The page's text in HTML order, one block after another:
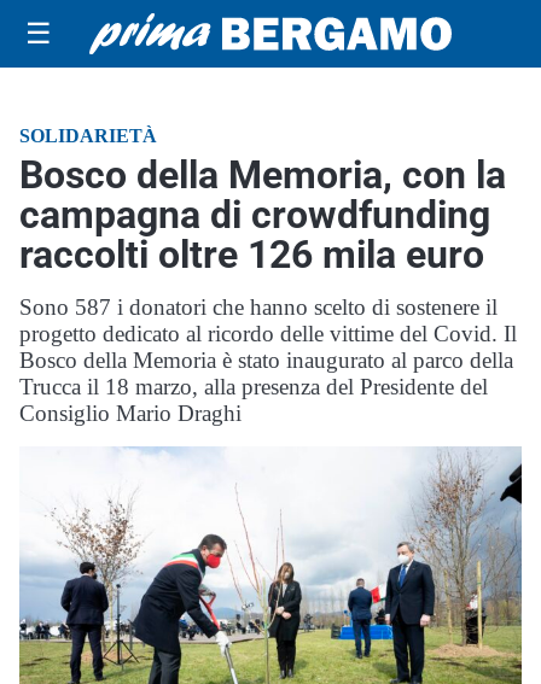
☰
SOLIDARIETÀ
Bosco della Memoria, con la
campagna di crowdfunding
raccolti oltre 126 mila euro
Sono 587 i donatori che hanno scelto di sostenere il
progetto dedicato al ricordo delle vittime del Covid. Il
Bosco della Memoria è stato inaugurato al parco della
Trucca il 18 marzo, alla presenza del Presidente del
Consiglio Mario Draghi